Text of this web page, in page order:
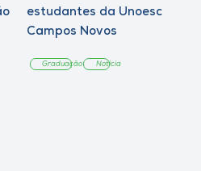
estudantes da Unoesc
Campos Novos
Graduação Notícia